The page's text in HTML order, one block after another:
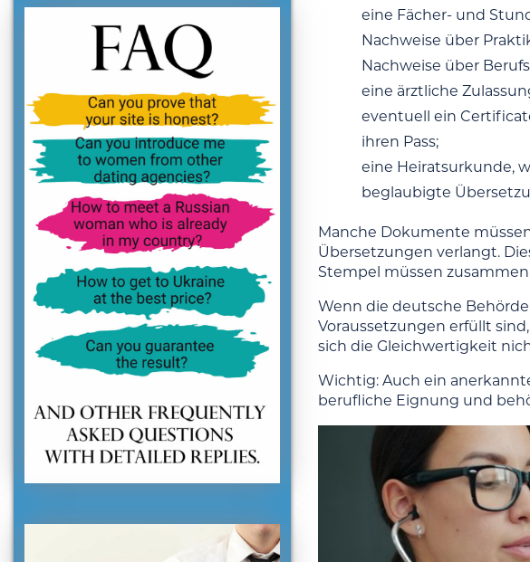
eine Fächer- und
Nachweise über
Nachweise über
eine ärztliche
eventuell ein
ihren Pass;
eine Heiratsurkunde,
beglaubigte
Manche Dokumente
Übersetzungen verlangt.
Stempel müssen
Wenn die deutsche
Voraussetzungen erfüllt
sich die Gleichwertigkeit
Wichtig: Auch ein
berufliche Eignung und